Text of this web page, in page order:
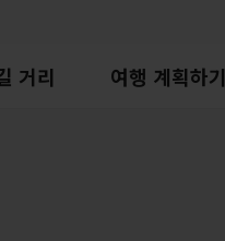
거리 여행 계획하기